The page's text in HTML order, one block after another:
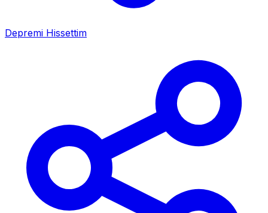
Depremi Hissettim